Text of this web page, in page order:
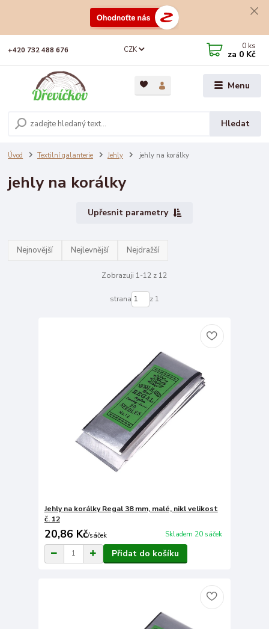
Menu
CZK
Hledat
+420 732 488 676 0 ks
za 0 Kč
Úvod Textilní galanterie Jehly jehly na korálky
jehly na korálky
Upřesnit parametry
Nejnovější Nejlevnější Nejdražší
Zobrazuji 1-12 z 12
strana z 1
Jehly na korálky Regal 38 mm, malé, nikl velikost
č. 12
20,86 Kč/sáček Skladem 20 sáček
Přidat do košíku